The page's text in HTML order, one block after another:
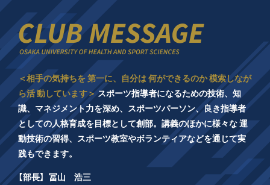
＜相手の気持ちを 第一に、自分は 何ができるのか 模索しなが
ら活 動しています＞スポーツ指導者になるための技術、知
識、マネジメント力を深め、スポーツパーソン、良き指導者
としての人格育成を目標として創部。講義のほかに様々な 運
動技術の習得、スポーツ教室やボランティアなどを通じて実
践もできます。
【部長】 冨山 浩三